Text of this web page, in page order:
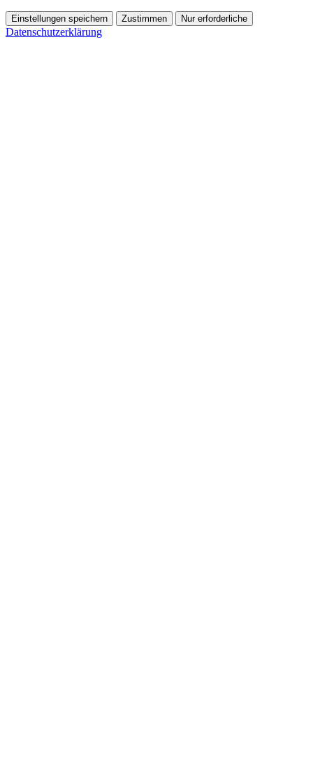
Einstellungen speichern Zustimmen Nur erforderliche
Datenschutzerklärung